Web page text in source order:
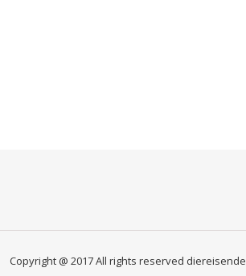
Copyright @ 2017 All rights reserved diereisende